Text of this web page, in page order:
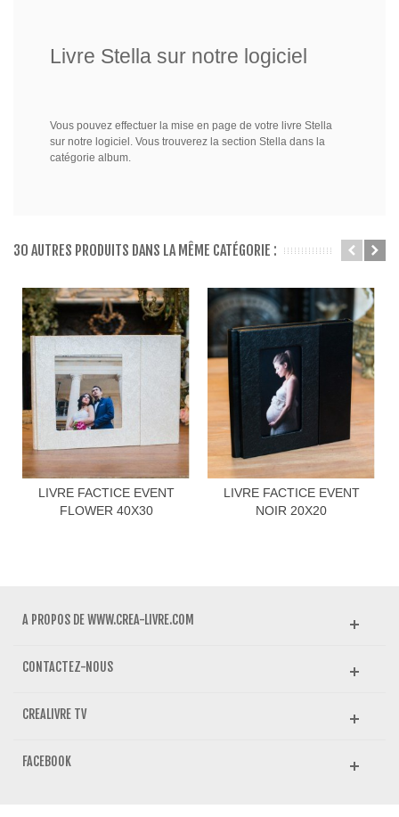
Livre Stella sur notre logiciel
Vous pouvez effectuer la mise en page de votre livre Stella
sur notre logiciel. Vous trouverez la section Stella dans la
catégorie album.
30 AUTRES PRODUITS DANS LA MÊME CATÉGORIE :
LIVRE FACTICE EVENT
FLOWER 40X30
LIVRE FACTICE EVENT
NOIR 20X20
A PROPOS DE WWW.CREA-LIVRE.COM
CONTACTEZ-NOUS
CREALIVRE TV
FACEBOOK